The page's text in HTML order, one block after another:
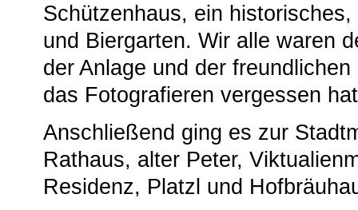
Schützenhaus, ein
und Biergarten. Wir alle waren
der Anlage und der
das Fotografieren vergessen
Anschließend ging es zur
Rathaus, alter Peter,
Residenz, Platzl und